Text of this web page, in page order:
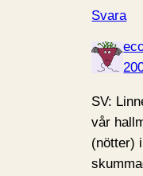
Svara
SV:
vår
(nötter)